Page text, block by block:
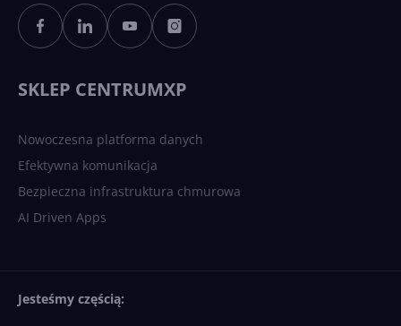
Sztuczna inteligencja po
polsku. Dość barier
SKLEP CENTRUMXP
Nowoczesna platforma danych
Efektywna komunikacja
Bezpieczna infrastruktura chmurowa
AI Driven Apps
Jesteśmy częścią: